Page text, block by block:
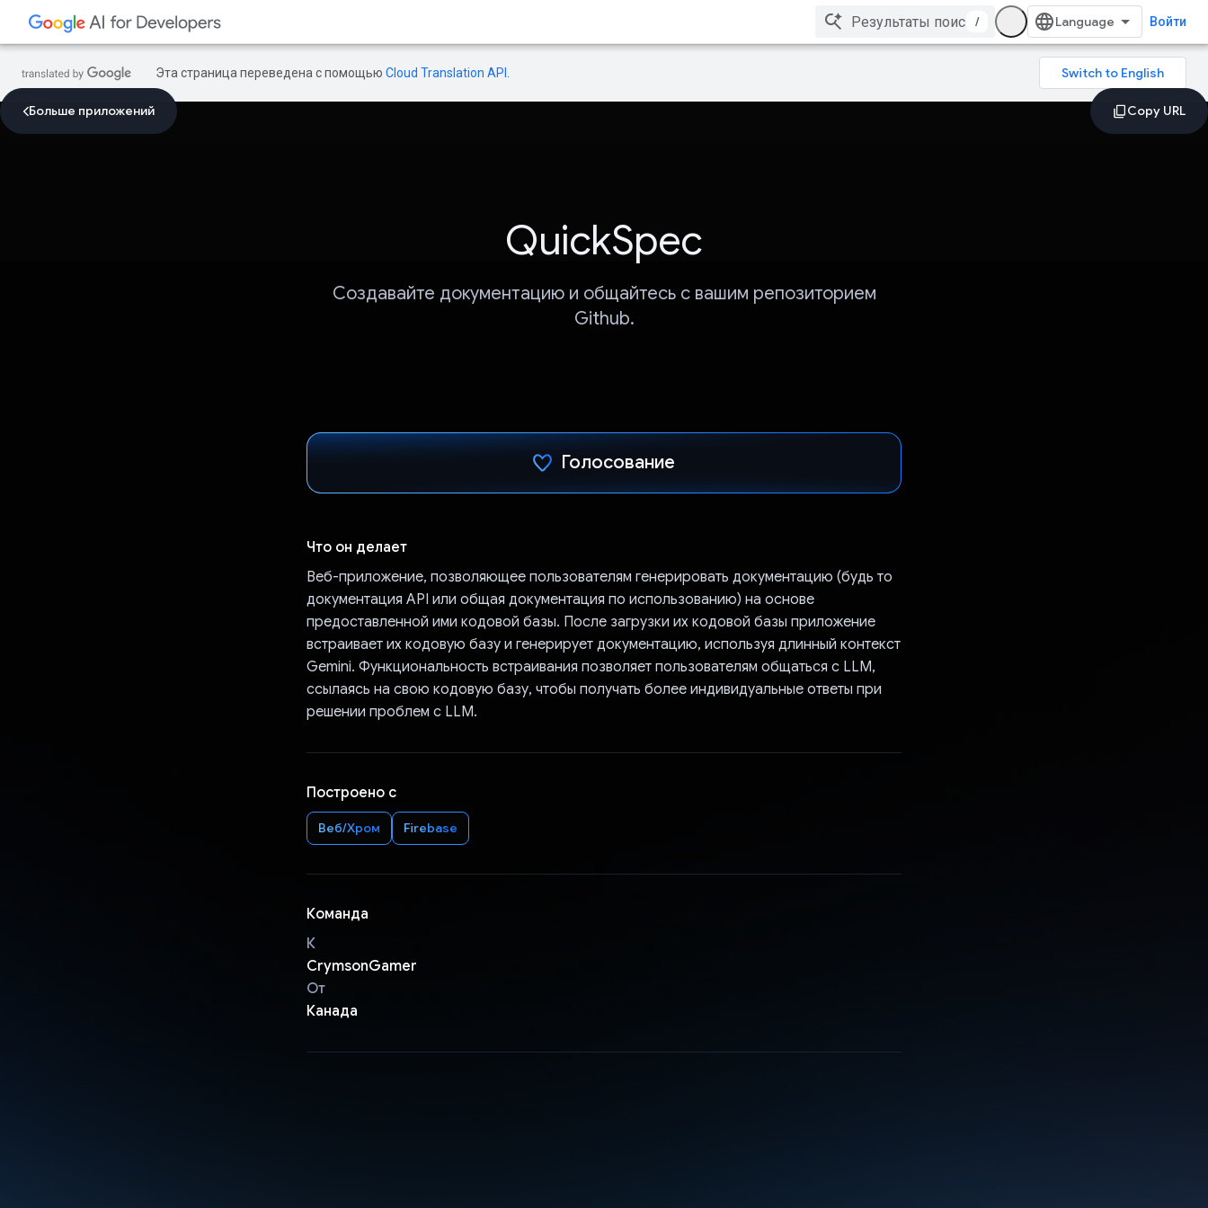
/ Войти
Эта страница переведена с помощью Cloud Translation API
Больше приложений
QuickSpec
Создавайте документацию и общайтесь с вашим репозиторием
Github.
Голосование
Что он делает
Веб-приложение, позволяющее пользователям генерировать документацию (будь то
документация API или общая документация по использованию) на основе
предоставленной ими кодовой базы. После загрузки их кодовой базы приложение
встраивает их кодовую базу и генерирует документацию, используя длинный контекст
Gemini. Функциональность встраивания позволяет пользователям общаться с LLM,
ссылаясь на свою кодовую базу, чтобы получать более индивидуальные ответы при
решении проблем с LLM.
Построено с
Веб/Хром Firebase
Команда
К
CrymsonGamer
От
Канада